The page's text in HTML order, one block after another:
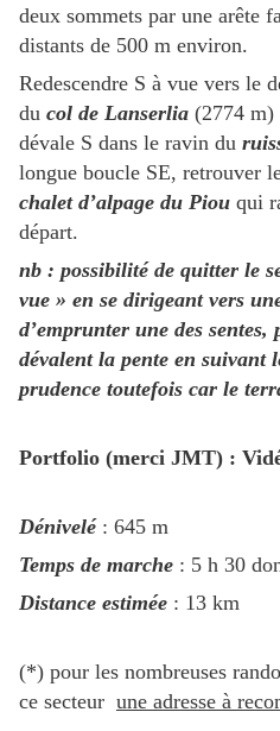
deux sommets par une arête
distants de 500 m environ.
Redescendre S à vue vers le
du col de Lanserlia (2774 m)
dévale S dans le ravin du
longue boucle SE, retrouver
chalet d’alpage du Piou qui
départ.
nb : possibilité de quitter le
vue » en se dirigeant vers
d’emprunter une des sentes,
dévalent la pente en suivant
prudence toutefois car le
Portfolio (merci JMT) :
Dénivelé: 645 m
Temps de marche : 5 h 30
Distance estimée : 13 km
(*) pour les nombreuses
ce secteur une adresse à